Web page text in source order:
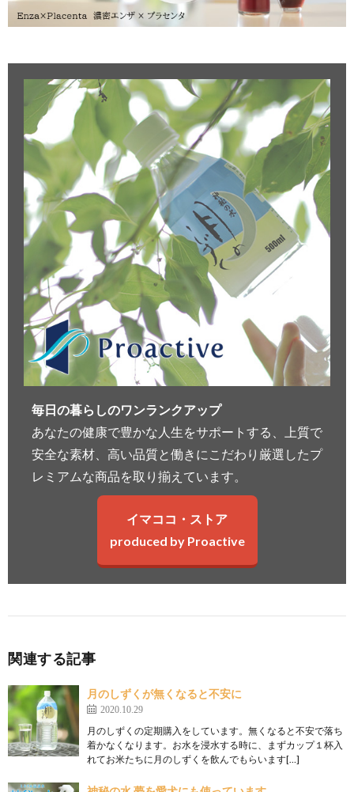
毎日の暮らしのワンランクアップ
あなたの健康で豊かな人生をサポートする、上質で
安全な素材、高い品質と働きにこだわり厳選したプ
レミアムな商品を取り揃えています。
イマココ・ストア
produced by Proactive
関連する記事
月のしずくが無くなると不安に
2020.10.29
月のしずくの定期購入をしています。無くなると不安で落ち
着かなくなります。お水を浸水する時に、まずカップ１杯入
れてお米たちに月のしずくを飲んでもらいます[…]